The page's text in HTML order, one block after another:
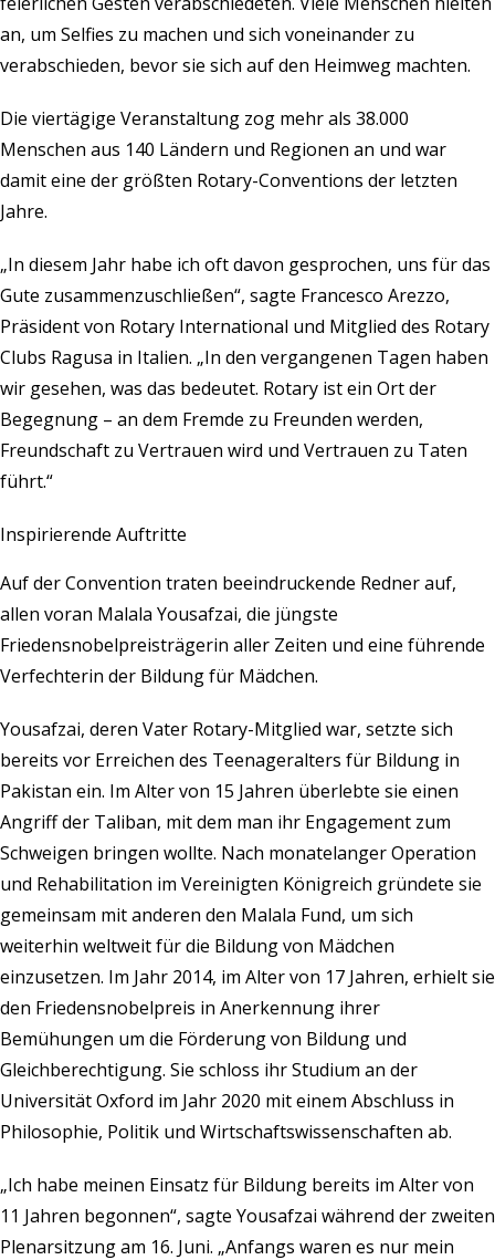
an, um Selfies zu machen und sich voneinander zu
verabschieden, bevor sie sich auf den Heimweg machten.
Die viertägige Veranstaltung zog mehr als 38.000
Menschen aus 140 Ländern und Regionen an und war
damit eine der größten Rotary-Conventions der letzten
Jahre.
„In diesem Jahr habe ich oft davon gesprochen, uns für das
Gute zusammenzuschließen“, sagte Francesco Arezzo,
Präsident von Rotary International und Mitglied des Rotary
Clubs Ragusa in Italien. „In den vergangenen Tagen haben
wir gesehen, was das bedeutet. Rotary ist ein Ort der
Begegnung – an dem Fremde zu Freunden werden,
Freundschaft zu Vertrauen wird und Vertrauen zu Taten
führt.“
Inspirierende Auftritte
Auf der Convention traten beeindruckende Redner auf,
allen voran Malala Yousafzai, die jüngste
Friedensnobelpreisträgerin aller Zeiten und eine führende
Verfechterin der Bildung für Mädchen.
Yousafzai, deren Vater Rotary-Mitglied war, setzte sich
bereits vor Erreichen des Teenageralters für Bildung in
Pakistan ein. Im Alter von 15 Jahren überlebte sie einen
Angriff der Taliban, mit dem man ihr Engagement zum
Schweigen bringen wollte. Nach monatelanger Operation
und Rehabilitation im Vereinigten Königreich gründete sie
gemeinsam mit anderen den Malala Fund, um sich
weiterhin weltweit für die Bildung von Mädchen
einzusetzen. Im Jahr 2014, im Alter von 17 Jahren, erhielt sie
den Friedensnobelpreis in Anerkennung ihrer
Bemühungen um die Förderung von Bildung und
Gleichberechtigung. Sie schloss ihr Studium an der
Universität Oxford im Jahr 2020 mit einem Abschluss in
Philosophie, Politik und Wirtschaftswissenschaften ab.
„Ich habe meinen Einsatz für Bildung bereits im Alter von
11 Jahren begonnen“, sagte Yousafzai während der zweiten
Plenarsitzung am 16. Juni. „Anfangs waren es nur mein